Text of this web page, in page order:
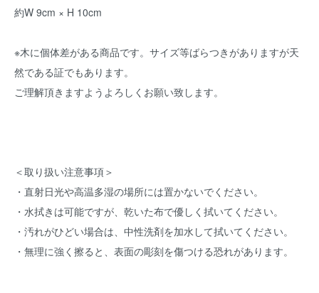
約W 9cm × H 10cm
※木に個体差がある商品です。サイズ等ばらつきがありますが天
然である証でもあります。
ご理解頂きますようよろしくお願い致します。
＜取り扱い注意事項＞
・直射日光や高温多湿の場所には置かないでください。
・水拭きは可能ですが、乾いた布で優しく拭いてください。
・汚れがひどい場合は、中性洗剤を加水して拭いてください。
・無理に強く擦ると、表面の彫刻を傷つける恐れがあります。